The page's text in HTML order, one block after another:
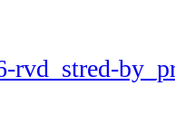
rvd_stred-